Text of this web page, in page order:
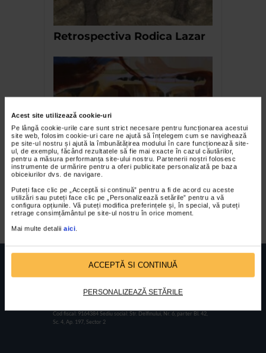
Acest site utilizează cookie-uri
Pe lângă cookie-urile care sunt strict necesare pentru funcționarea acestui
site web, folosim cookie-uri care ne ajută să înțelegem cum se navighează
pe site-ul nostru și ajută la îmbunătățirea modului în care funcționează site-
ul, de exemplu, făcând rezultatele să fie mai exacte în cazul căutărilor,
pentru a măsura performanța site-ului nostru. Partenerii noștri folosesc
instrumente de urmărire pentru a oferi publicitate personalizată pe baza
obiceiurilor dvs. de navigare.
Puteți face clic pe „Acceptă si continuă” pentru a fi de acord cu aceste
utilizări sau puteți face clic pe „Personalizează setările” pentru a vă
configura opțiunile. Vă puteți modifica preferințele și, în special, vă puteți
retrage consimțământul pe site-ul nostru în orice moment.
Mai multe detalii aici
ACCEPTĂ SI CONTINUĂ
PERSONALIZEAZĂ SETĂRILE
Retrospectiva Rodica Lazar
“There were times I wanted
to change the world”. 7
galerii și 26 de artiști reuniți
la Paltim, Timișoara
Cod fiscal: 9164384 Sediu social: Str. Delfinului, Nr. 6, parter Bl. 42,
Sc. 4, Ap. 197, Sector 2